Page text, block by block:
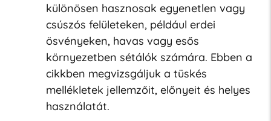
különösen hasznosak egyenetlen vagy
csúszós felületeken, például erdei
ösvényeken, havas vagy esős
környezetben sétálók számára. Ebben a
cikkben megvizsgáljuk a tüskés
mellékletek jellemzőit, előnyeit és helyes
használatát.